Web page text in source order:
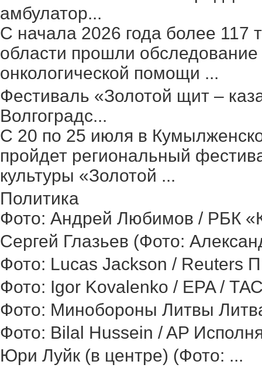
амбулатор...
С начала 2026 года более 117
области прошли
онкологической помощи ...
Фестиваль «Золотой щит –
Волгоградс...
С 20 по 25 июля в
пройдет региональный
культуры «Золотой ...
Политика
Фото: Андрей Любимов / РБК
Сергей Глазьев (Фото:
Фото: Lucas Jackson / Reuters
Фото: Igor Kovalenko / EPA /
Фото: Минобороны Литвы
Фото: Bilal Hussein / AP
Юри Луйк (в центре) (Фото: ...